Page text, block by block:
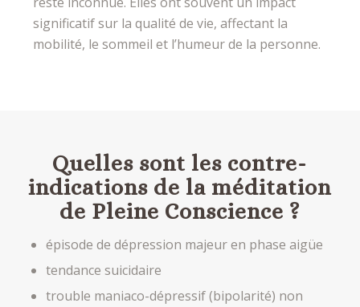
significatif sur la qualité de vie, affectant la
mobilité, le sommeil et l’humeur de la personne.
Quelles sont les contre-
indications de la méditation
de Pleine Conscience ?
épisode de dépression majeur en phase aigüe
tendance suicidaire
trouble maniaco-dépressif (bipolarité) non